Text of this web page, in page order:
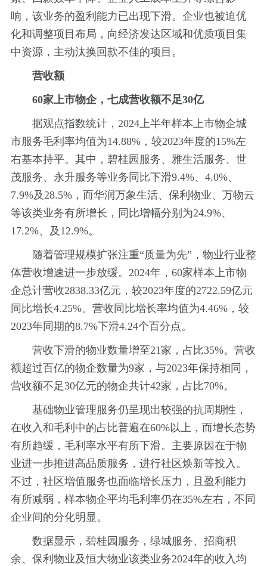
响，该业务的盈利能力已出现下滑。企业也被迫优
化和调整项目布局，向经济发达区域和优质项目集
中资源，主动汰换回款不佳的项目。
营收额
60家上市物企，七成营收额不足30亿
据观点指数统计，2024上半年样本上市物企城
市服务毛利率均值为14.88%，较2023年度的15%左
右基本持平。其中，碧桂园服务、雅生活服务、世
茂服务、永升服务等业务同比下滑9.4%、4.0%、
7.9%及28.5%，而华润万象生活、保利物业、万物云
等该类业务有所增长，同比增幅分别为24.9%、
17.2%、及12.9%。
随着管理规模扩张注重“质量为先”，物业行业整
体营收增速进一步放缓。2024年，60家样本上市物
企总计营收2838.33亿元，较2023年度的2722.59亿元
同比增长4.25%。营收同比增长率均值为4.46%，较
2023年同期的8.7%下滑4.24个百分点。
营收下滑的物业数量增至21家，占比35%。营收
额超过百亿的物企数量为9家，与2023年保持相同，
营收额不足30亿元的物企共计42家，占比70%。
基础物业管理服务仍呈现出较强的抗周期性，
在收入和毛利中的占比普遍在60%以上，而增长态势
有所趋缓，毛利率水平有所下滑。主要原因在于物
业进一步推进高品质服务，进行社区焕新等投入。
不过，社区增值服务也面临增长压力，且盈利能力
有所减弱，样本物企平均毛利率仍在35%左右，不同
企业间的分化明显。
数据显示，碧桂园服务，绿城服务、招商积
余、保利物业及恒大物业该类业务2024年的收入均